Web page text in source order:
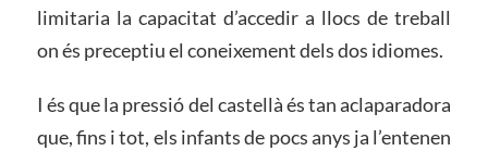
limitaria la capacitat d’accedir a llocs de treball
on és preceptiu el coneixement dels dos idiomes.
I és que la pressió del castellà és tan aclaparadora
que, fins i tot, els infants de pocs anys ja l’entenen